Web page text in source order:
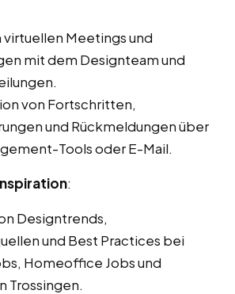
virtuellen Meetings und
mit dem Designteam und
von Fortschritten,
und Rückmeldungen über
Tools oder E-Mail.
:
Designtrends,
und Best Practices bei
Homeoffice Jobs und
Trossingen.